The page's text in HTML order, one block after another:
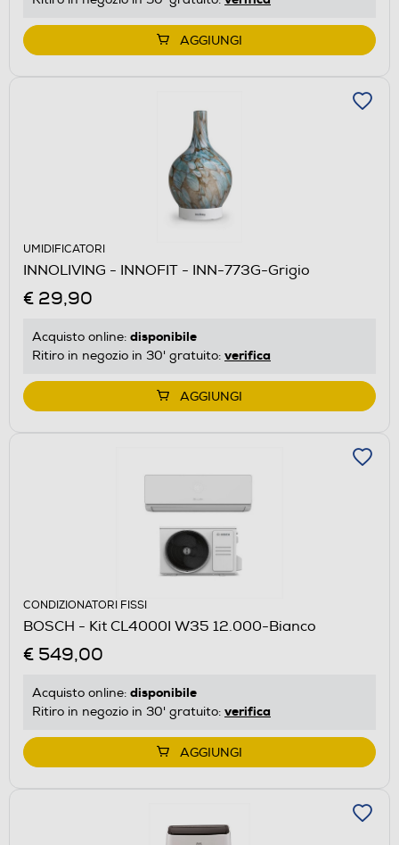
AGGIUNGI
UMIDIFICATORI
INNOLIVING - INNOFIT - INN-773G-Grigio
€ 29,90
Acquisto online: disponibile
Ritiro in negozio in 30' gratuito: verifica
AGGIUNGI
CONDIZIONATORI FISSI
BOSCH - Kit CL4000I W35 12.000-Bianco
€ 549,00
Acquisto online: disponibile
Ritiro in negozio in 30' gratuito: verifica
AGGIUNGI